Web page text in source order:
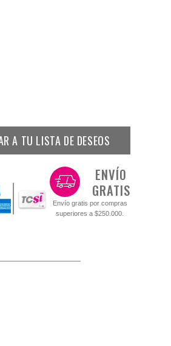
A TU LISTA DE DESEOS
ENVÍO
GRATIS
Envío gratis por compras
superiores a $250.000.